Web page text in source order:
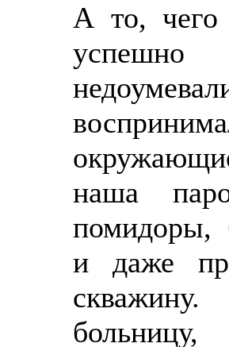
А то, чего
успешно
наша
помидоры,
и даже